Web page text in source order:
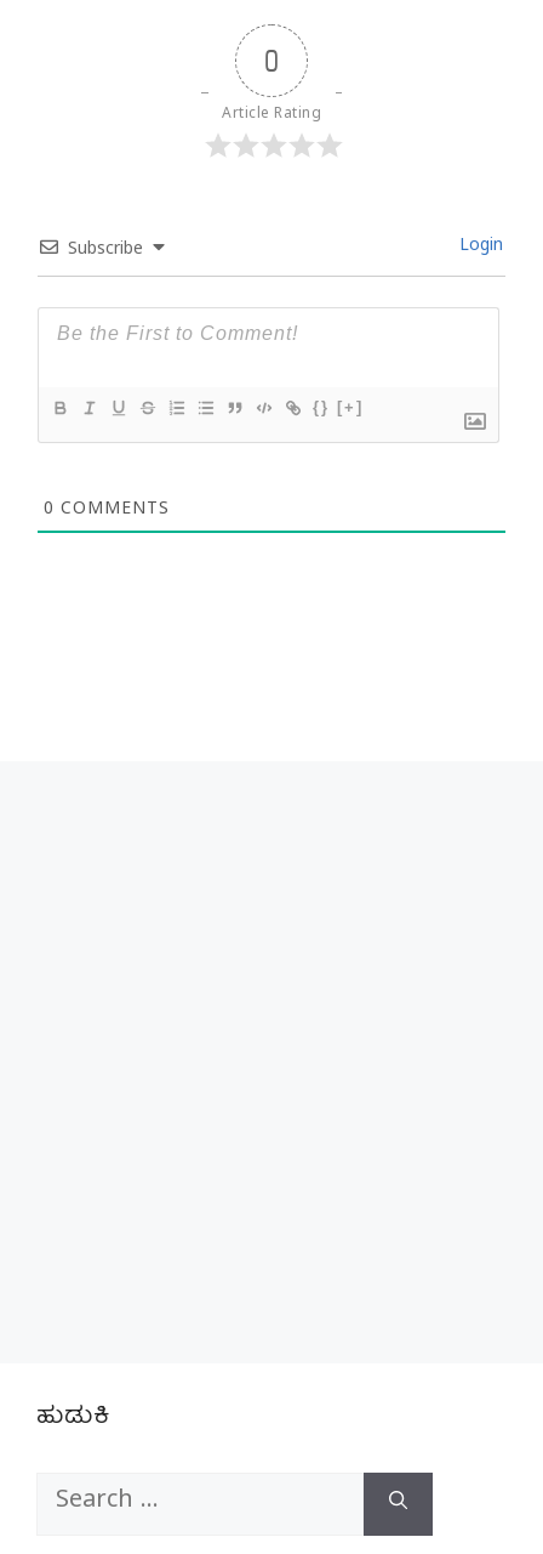
0
Article Rating
Subscribe Login
{} [+]
0 COMMENTS
ಹುಡುಕಿ
Search